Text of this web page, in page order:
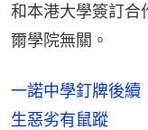
和本港大學簽訂合
爾學院無關。
一諾中學釘牌後
生惡劣有鼠蹤